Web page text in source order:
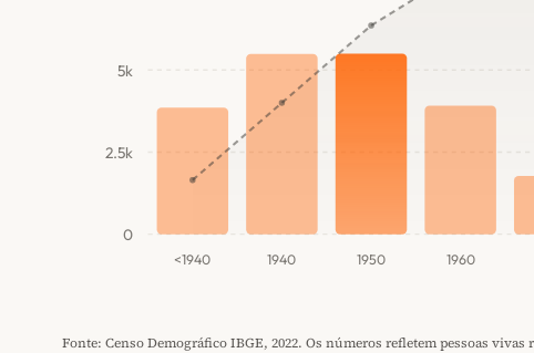
0
2.5k
5k
<1940 1940 1950 1960
Fonte: Censo Demográfico IBGE, 2022. Os números refletem pessoas